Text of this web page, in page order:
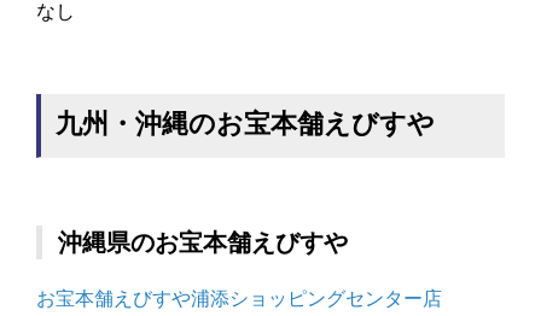
なし
九州・沖縄のお宝本舗えびすや
沖縄県のお宝本舗えびすや
お宝本舗えびすや浦添ショッピングセンター店